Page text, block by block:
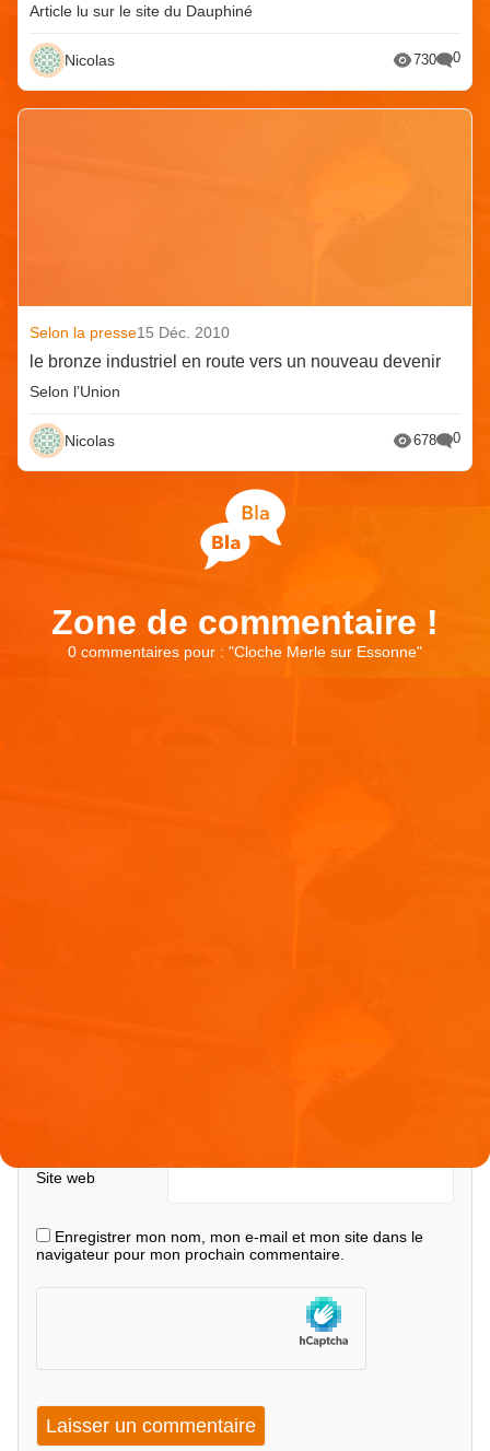
Article lu sur le site du Dauphiné
Nicolas 730 0
Selon la presse15 Déc. 2010
le bronze industriel en route vers un nouveau devenir
Selon l’Union
Nicolas 678 0
Zone de commentaire !
0 commentaires pour : "Cloche Merle sur Essonne"
Site web
Enregistrer mon nom, mon e-mail et mon site dans le
navigateur pour mon prochain commentaire.